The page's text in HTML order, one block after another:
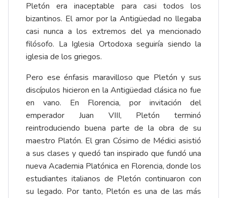
Pletón era inaceptable para casi todos los
bizantinos. El amor por la Antigüedad no llegaba
casi nunca a los extremos del ya mencionado
filósofo. La Iglesia Ortodoxa seguiría siendo la
iglesia de los griegos.
Pero ese énfasis maravilloso que Pletón y sus
discípulos hicieron en la Antigüedad clásica no fue
en vano. En Florencia, por invitación del
emperador Juan VIII, Pletón terminó
reintroduciendo buena parte de la obra de su
maestro Platón. El gran Cósimo de Médici asistió
a sus clases y quedó tan inspirado que fundó una
nueva Academia Platónica en Florencia, donde los
estudiantes italianos de Pletón continuaron con
su legado. Por tanto, Pletón es una de las más